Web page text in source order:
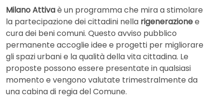
Milano Attivaè un programma che mira a stimolare
la partecipazione dei cittadini nella rigenerazionee
cura dei beni comuni. Questo avviso pubblico
permanente accoglie idee e progetti per migliorare
gli spazi urbani e la qualità della vita cittadina. Le
proposte possono essere presentate in qualsiasi
momento e vengono valutate trimestralmente da
una cabina di regia del Comune.